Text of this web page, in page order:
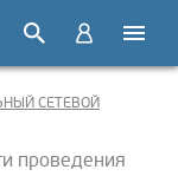
СЕТЕВОЙ
проведения